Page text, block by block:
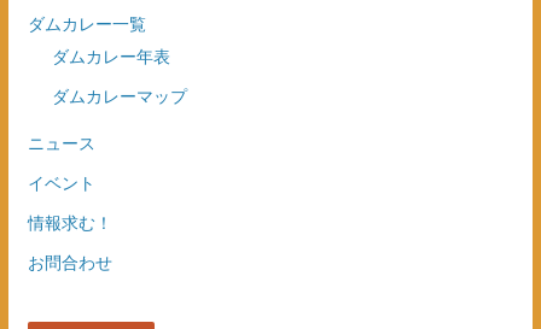
ダムカレー一覧
ダムカレー年表
ダムカレーマップ
ニュース
イベント
情報求む！
お問合わせ